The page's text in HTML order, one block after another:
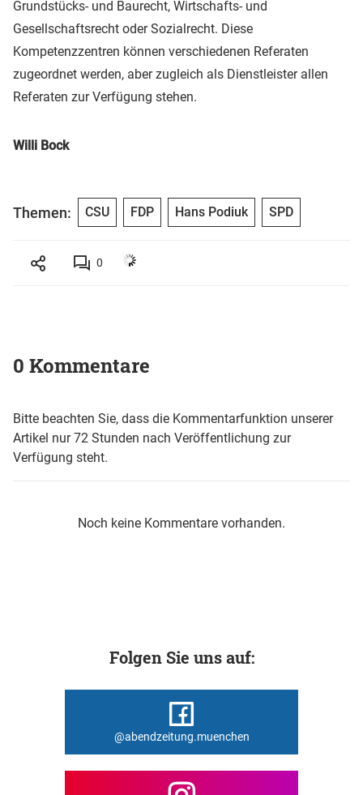
Grundstücks- und Baurecht, Wirtschafts- und
Gesellschaftsrecht oder Sozialrecht. Diese
Kompetenzzentren können verschiedenen Referaten
zugeordnet werden, aber zugleich als Dienstleister allen
Referaten zur Verfügung stehen.
Willi Bock
Themen: CSU FDP Hans Podiuk SPD
0
0 Kommentare
Bitte beachten Sie, dass die Kommentarfunktion unserer
Artikel nur 72 Stunden nach Veröffentlichung zur
Verfügung steht.
Noch keine Kommentare vorhanden.
Folgen Sie uns auf:
@abendzeitung.muenchen